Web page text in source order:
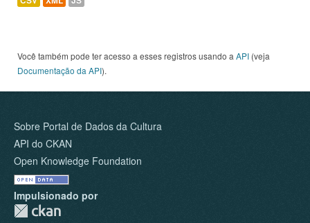
Você também pode ter acesso a esses registros usando a API (veja
Documentação da API).
Sobre Portal de Dados da Cultura
API do CKAN
Open Knowledge Foundation
Impulsionado por